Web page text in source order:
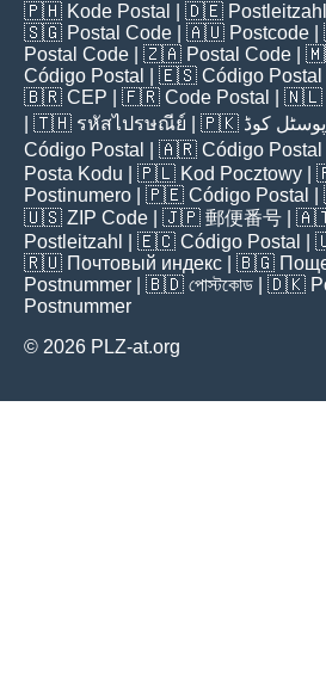
🇵🇭 Kode Postal | 🇩🇪 Postleitzahl
🇸🇬 Postal Code | 🇦🇺 Postcode
Postal Code | 🇿🇦 Postal Code |
Código Postal
| 🇪🇸 Código Postal
🇧🇷 CEP | 🇫🇷 Code Postal | 🇳🇱
| 🇹🇭 รหัสไปรษณีย์ | 🇵🇰 پوسٹل کوڈ
Código Postal
| 🇦🇷 Código Postal
Posta Kodu | 🇵🇱 Kod Pocztowy |
Postinumero | 🇵🇪 Código Postal
🇺🇸 ZIP Code | 🇯🇵 郵便番号 |
Postleitzahl
| 🇪🇨 Código Postal |
🇷🇺 Почтовый индекс | 🇧🇬
Postnummer | 🇧🇩 পোস্টকোড | 🇩🇰
Postnummer
© 2026 PLZ-at.org